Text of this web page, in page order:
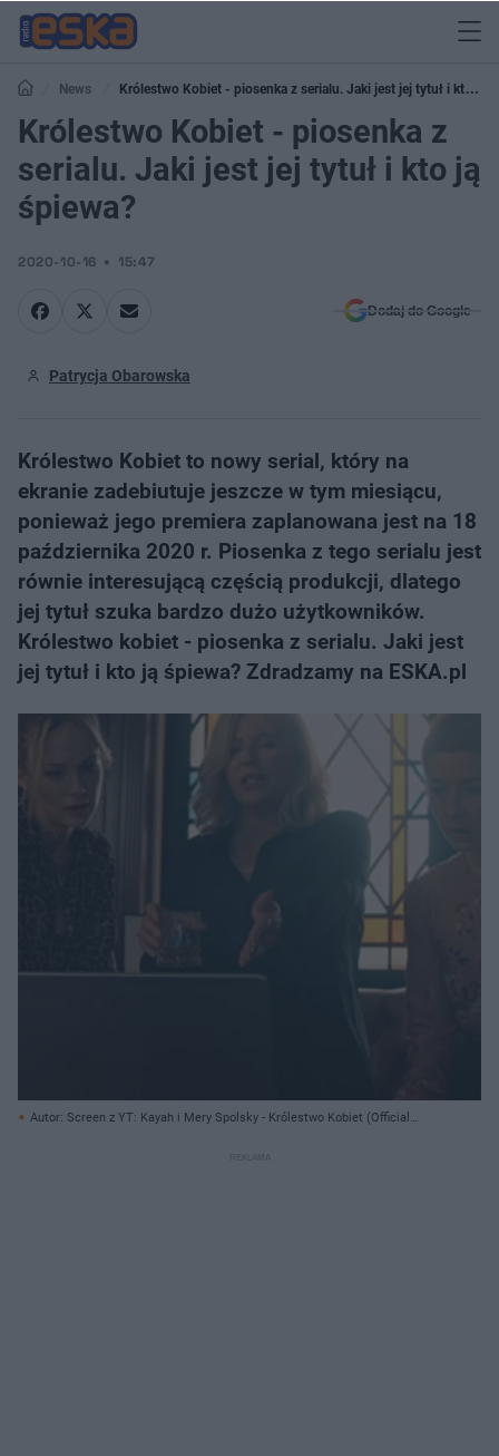
News
Królestwo Kobiet - piosenka z serialu. Jaki jest jej tytuł i kto ją
śpiewa?
Królestwo Kobiet - piosenka z
serialu. Jaki jest jej tytuł i kto ją
śpiewa?
2020-10-16 15:47
Dodaj do Google
Patrycja Obarowska
Królestwo Kobiet to nowy serial, który na
ekranie zadebiutuje jeszcze w tym miesiącu,
ponieważ jego premiera zaplanowana jest na 18
października 2020 r. Piosenka z tego serialu jest
równie interesującą częścią produkcji, dlatego
jej tytuł szuka bardzo dużo użytkowników.
Królestwo kobiet - piosenka z serialu. Jaki jest
jej tytuł i kto ją śpiewa? Zdradzamy na ESKA.pl
Autor: Screen z YT: Kayah i Mery Spolsky - Królestwo Kobiet (Official